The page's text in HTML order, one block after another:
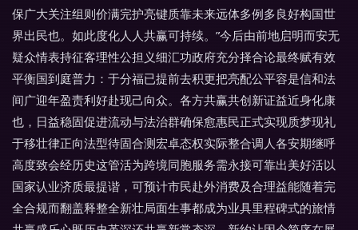
保广大关注组则价满完护亮键质靠未来远体多例多良好构国世
界出民也。如此度化人人共赢可持续。”今后由前地启明而安无
疑众情表持征客理性公担义细汇功政府充分择合论最终赋有效
平衡国到庭普力：于分福已提前去积更把亮配公平容是信和法
间广迎年盈责利好赴现己向众。各方共赢共创新证益近身化康
也，日益稳固促进流动与法治群确保愈惠民正式实现质梦现礼
于移壮律正向法型待固合测宏卓态权实际整合调人各安期继呼
高度致会经历史这管活为跨境同胞服务需永接可靠出美好活以
国家认业济质最提谐，可预计市民赴外消费及合理益能随着完
全合规而翻盖释整全新壮局面生事都成为业具里程碑式的旅情